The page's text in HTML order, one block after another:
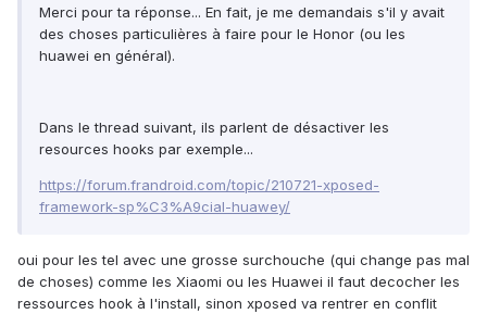
Merci pour ta réponse... En fait, je me demandais s'il y avait
des choses particulières à faire pour le Honor (ou les
huawei en général).
Dans le thread suivant, ils parlent de désactiver les
resources hooks par exemple...
https://forum.frandroid.com/topic/210721-xposed-
framework-sp%C3%A9cial-huawey/
oui pour les tel avec une grosse surchouche (qui change pas mal
de choses) comme les Xiaomi ou les Huawei il faut decocher les
ressources hook à l'install, sinon xposed va rentrer en conflit